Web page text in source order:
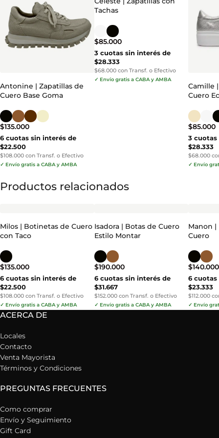
Antonine | Zapatillas de
Cuero Base Goma
$135.000
6 cuotas sin interés de
$22.500
$108.000 con Transf. o Efectivo
✓ Envío gratis a CABA y AMBA
Tachas
$85.000
3 cuotas sin interés de
$28.333
$68.000 con Transf. o Efectivo
✓ Envío gratis a CABA y AMBA
Camille
Cuero
$85.000
3 cuotas
$28.333
$68.000
✓ Envío
Productos relacionados
Milos | Botinetas de Cuero
con Taco
$135.000
6 cuotas sin interés de
$22.500
$108.000 con Transf. o Efectivo
✓ Envío gratis a CABA y AMBA
Isadora | Botas de Cuero
Estilo Montar
$190.000
6 cuotas sin interés de
$31.667
$152.000 con Transf. o Efectivo
✓ Envío gratis a CABA y AMBA
Manon
Cuero
$140.000
6 cuotas
$23.333
$112.000
✓ Envío
ACERCA DE
Locales
Contacto
Venta Mayorista
Términos y Condiciones
PREGUNTAS FRECUENTES
Como comprar
Envío y Seguimiento
Gift Card